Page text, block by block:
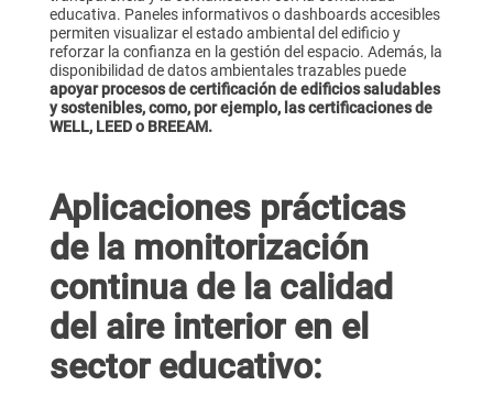
educativa. Paneles informativos o dashboards accesibles
permiten visualizar el estado ambiental del edificio y
reforzar la confianza en la gestión del espacio. Además, la
disponibilidad de datos ambientales trazables puede
apoyar procesos de certificación de edificios saludables
y sostenibles, como, por ejemplo, las certificaciones de
WELL, LEED o BREEAM.
Aplicaciones prácticas
de la monitorización
continua de la calidad
del aire interior en el
sector educativo: